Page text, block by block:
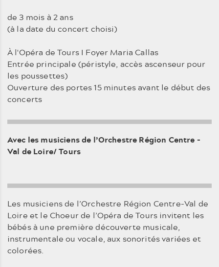
de 3 mois à 2 ans
(à la date du concert choisi)
À l'Opéra de Tours I Foyer Maria Callas
Entrée principale (péristyle, accès ascenseur pour
les poussettes)
Ouverture des portes 15 minutes avant le début des
concerts
Avec les musiciens de l’Orchestre Région Centre -
Val de Loire/ Tours
Les musiciens de l’Orchestre Région Centre-Val de
Loire et le Choeur de l’Opéra de Tours invitent les
bébés à une première découverte musicale,
instrumentale ou vocale, aux sonorités variées et
colorées.